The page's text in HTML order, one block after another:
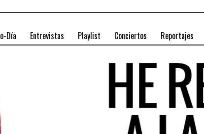
Día Entrevistas Playlist Conciertos Reportajes